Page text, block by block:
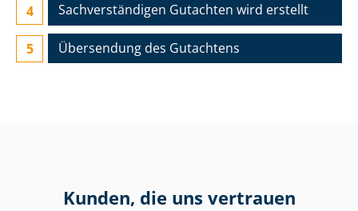
Sach­ver­stän­di­gen Gutachten wird erstellt
Übersendung des Gutachtens
Kunden, die uns vertrauen